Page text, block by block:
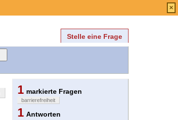
Stelle eine Frage
1 markierte Fragen
barrierefreiheit
1 Antworten
×